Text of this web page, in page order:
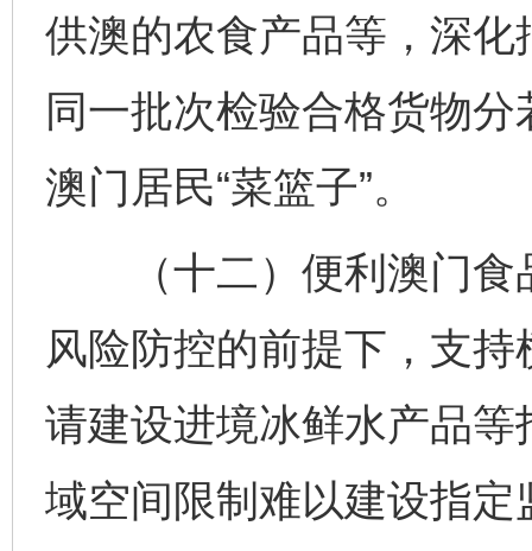
供澳的农食产品等，深
同一批次检验合格货物
澳门居民“菜篮子”。
（十二）便利澳门食
风险防控的前提下，支
请建设进境冰鲜水产品
域空间限制难以建设指